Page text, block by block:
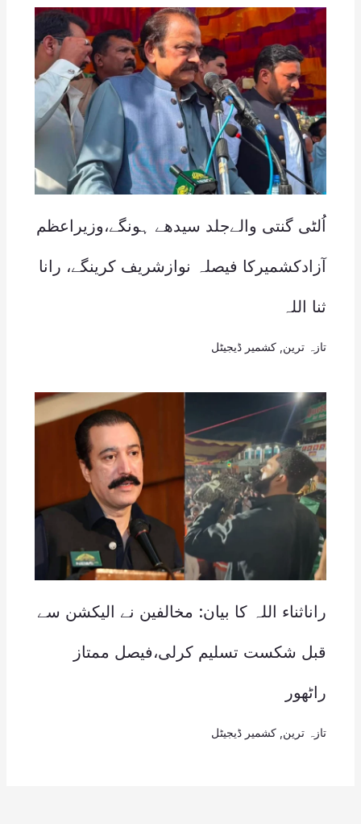
اُلٹی گنتی والےجلد سیدھے ہونگے،وزیراعظم
آزادکشمیرکا فیصلہ نوازشریف کرینگے، رانا
ثنا اللہ
تازہ ترین کشمیر ڈیجیٹل
راناثناء اللہ کا بیان: مخالفین نے الیکشن سے
قبل شکست تسلیم کرلی،فیصل ممتاز
راٹھور
تازہ ترین کشمیر ڈیجیٹل